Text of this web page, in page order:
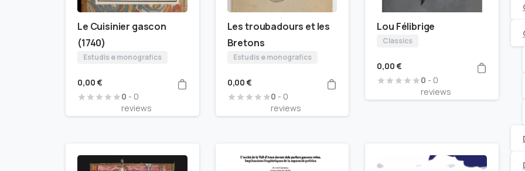
Le Cuisinier gascon
(1740)
Estudis e monografics
0,00 €
0 - 0
reviews
Les troubadours et les
Bretons
Estudis e monografics
0,00€
0 - 0
reviews
Lou Félibrige
Classics
0,00 €
0 - 0
reviews